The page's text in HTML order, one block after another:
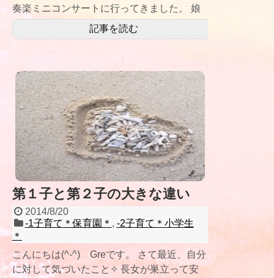
奏楽ミニコンサートに行ってきました。 娘
２が朝、家を出る時は、 「来
記事を読む
第１子と第２子の大きな違い
2014/8/20
-1子育て＊保育園＊ , -2子育て＊小学生
＊
こんにちは(^-^) Greです。 さて最近、自分
に対して気づいたこと✧ 長女が巣立って安